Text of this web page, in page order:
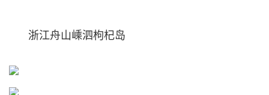
浙江舟山嵊泗枸杞岛